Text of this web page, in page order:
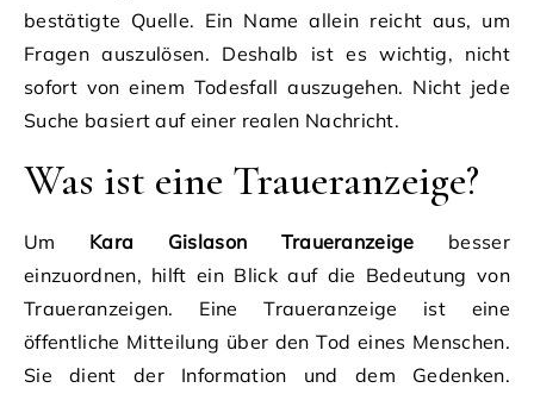
bestätigte Quelle. Ein Name allein reicht aus, um
Fragen auszulösen. Deshalb ist es wichtig, nicht
sofort von einem Todesfall auszugehen. Nicht jede
Suche basiert auf einer realen Nachricht.
Was ist eine Traueranzeige?
Um Kara Gislason Traueranzeige besser
einzuordnen, hilft ein Blick auf die Bedeutung von
Traueranzeigen. Eine Traueranzeige ist eine
öffentliche Mitteilung über den Tod eines Menschen.
Sie dient der Information und dem Gedenken.